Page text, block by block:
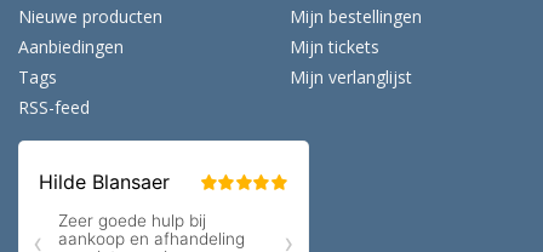
Nieuwe producten
Aanbiedingen
Tags
RSS-feed
Mijn bestellingen
Mijn tickets
Mijn verlanglijst